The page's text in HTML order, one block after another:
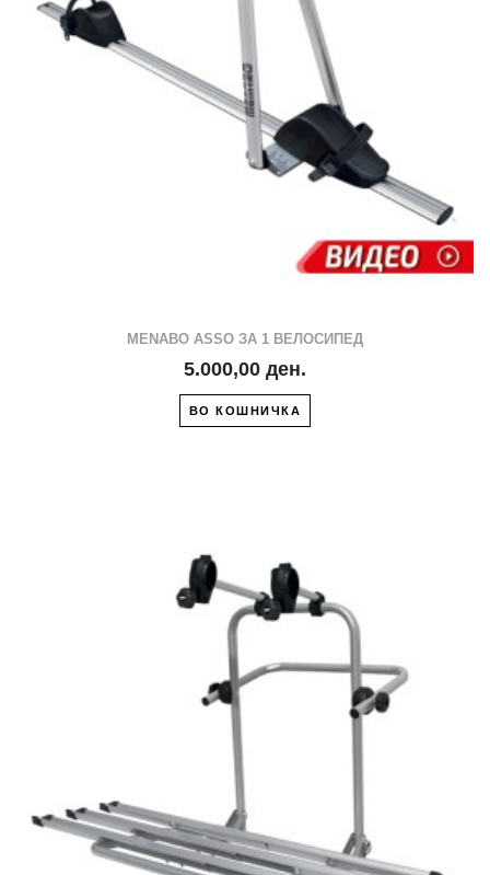
MENABO ASSO ЗА 1 ВЕЛОСИПЕД
5.000,00 ден.
ВО КОШНИЧКА